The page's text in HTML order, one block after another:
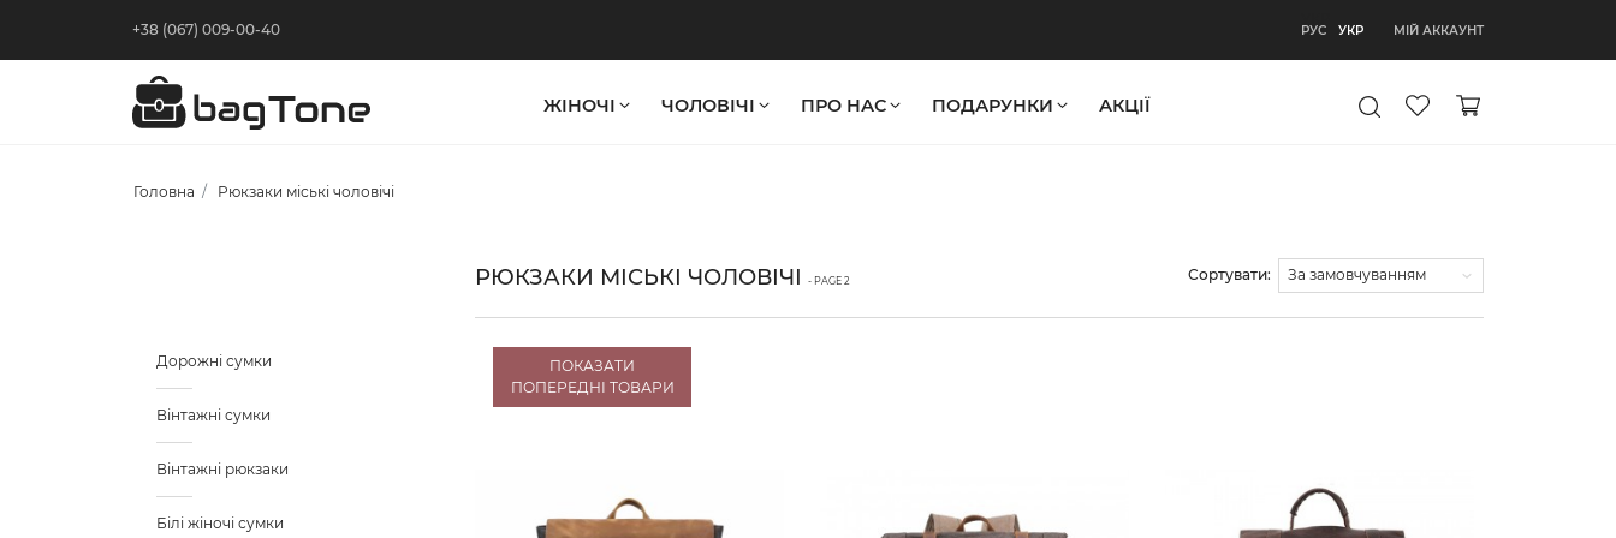
+38 (067) 009-00-40 РУС УКР МІЙ АККАУНТ
ЖІНОЧІ ЧОЛОВІЧІ АКЦІЇ
ПРО НАС ПОДАРУНКИ
Головна Рюкзаки міські чоловічі
Дорожні сумки
Вінтажні сумки
Вінтажні рюкзаки
Білі жіночі сумки
РЮКЗАКИ МІСЬКІ ЧОЛОВІЧІ - PAGE 2 Сортувати:
ПОКАЗАТИ
ПОПЕРЕДНІ ТОВАРИ